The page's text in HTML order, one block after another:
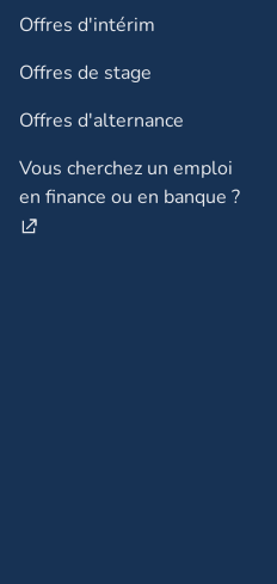
Offres d'intérim
Offres de stage
Offres d'alternance
Vous cherchez un emploi
en finance ou en banque ?